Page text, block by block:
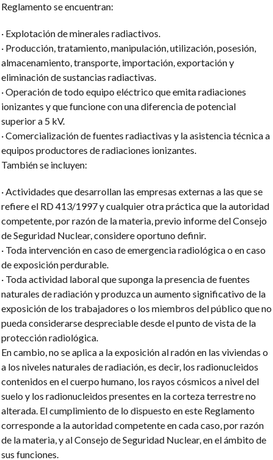
Reglamento se encuentran:
· Explotación de minerales radiactivos.
· Producción, tratamiento, manipulación, utilización, posesión,
almacenamiento, transporte, importación, exportación y
eliminación de sustancias radiactivas.
· Operación de todo equipo eléctrico que emita radiaciones
ionizantes y que funcione con una diferencia de potencial
superior a 5 kV.
· Comercialización de fuentes radiactivas y la asistencia técnica a
equipos productores de radiaciones ionizantes.
También se incluyen:
· Actividades que desarrollan las empresas externas a las que se
refiere el RD 413/1997 y cualquier otra práctica que la autoridad
competente, por razón de la materia, previo informe del Consejo
de Seguridad Nuclear, considere oportuno definir.
· Toda intervención en caso de emergencia radiológica o en caso
de exposición perdurable.
· Toda actividad laboral que suponga la presencia de fuentes
naturales de radiación y produzca un aumento significativo de la
exposición de los trabajadores o los miembros del público que no
pueda considerarse despreciable desde el punto de vista de la
protección radiológica.
En cambio, no se aplica a la exposición al radón en las viviendas o
a los niveles naturales de radiación, es decir, los radionucleidos
contenidos en el cuerpo humano, los rayos cósmicos a nivel del
suelo y los radionucleidos presentes en la corteza terrestre no
alterada. El cumplimiento de lo dispuesto en este Reglamento
corresponde a la autoridad competente en cada caso, por razón
de la materia, y al Consejo de Seguridad Nuclear, en el ámbito de
sus funciones.